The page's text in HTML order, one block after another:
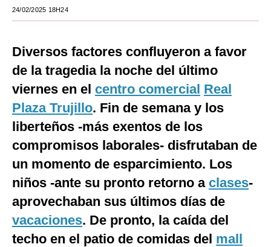
España
Tecnología
Club del Suscriptor
G de Gestión
Notas Contratadas
Gestión TV
Videos
24/02/2025 18H24
Diversos factores confluyeron a favor
de la tragedia la noche del último
viernes en el centro comercial Real
Plaza Trujillo. Fin de semana y los
liberteños -más exentos de los
compromisos laborales- disfrutaban de
un momento de esparcimiento. Los
niños -ante su pronto retorno a clases-
aprovechaban sus últimos días de
vacaciones. De pronto, la caída del
techo en el patio de comidas del mall